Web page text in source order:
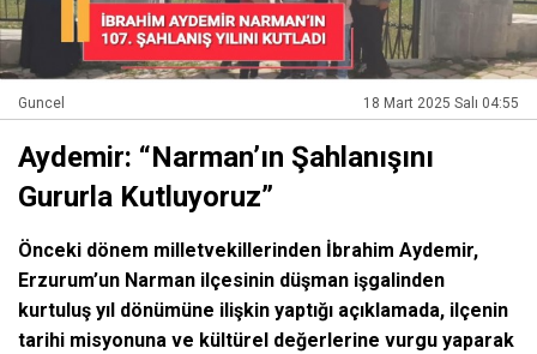
Guncel 18 Mart 2025 Salı 04:55
Aydemir: “Narman’ın Şahlanışını
Gururla Kutluyoruz”
Önceki dönem milletvekillerinden İbrahim Aydemir,
Erzurum’un Narman ilçesinin düşman işgalinden
kurtuluş yıl dönümüne ilişkin yaptığı açıklamada, ilçenin
tarihi misyonuna ve kültürel değerlerine vurgu yaparak